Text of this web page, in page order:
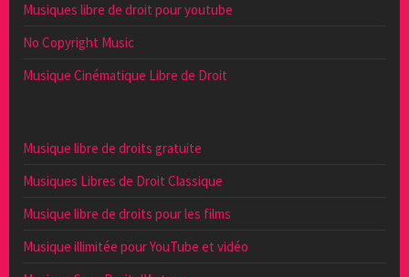
Musiques libre de droit pour youtube
No Copyright Music
Musique Cinématique Libre de Droit
Musique libre de droits gratuite
Musiques Libres de Droit Classique
Musique libre de droits pour les films
Musique illimitée pour YouTube et vidéo